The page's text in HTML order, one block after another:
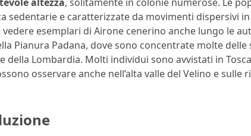
sedentarie e caratterizzate da movimenti dispersivi
vedere esemplari di Airone cenerino anche lungo le
Pianura Padana, dove sono concentrate molte delle
della Lombardia. Molti individui sono avvistati in
osservare anche nell’alta valle del Velino e sulle